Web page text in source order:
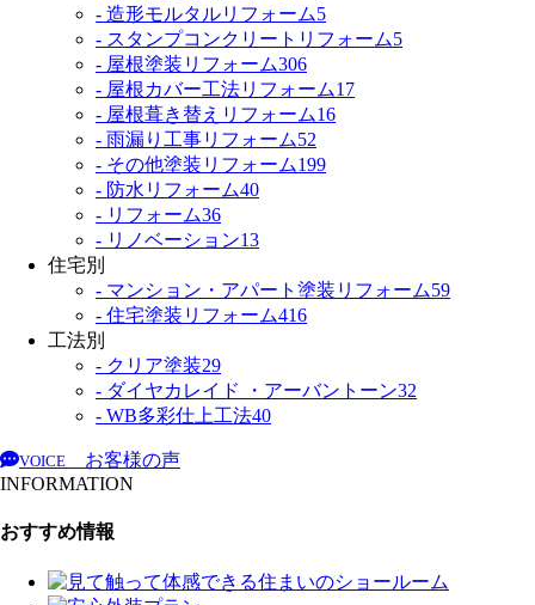
- 造形モルタルリフォーム5
- スタンプコンクリートリフォーム5
- 屋根塗装リフォーム306
- 屋根カバー工法リフォーム17
- 屋根葺き替えリフォーム16
- 雨漏り工事リフォーム52
- その他塗装リフォーム199
- 防水リフォーム40
- リフォーム36
- リノベーション13
住宅別
- マンション・アパート塗装リフォーム59
- 住宅塗装リフォーム416
工法別
- クリア塗装29
- ダイヤカレイド ・アーバントーン32
- WB多彩仕上工法40
VOICE
お客様の声
INFORMATION
おすすめ情報